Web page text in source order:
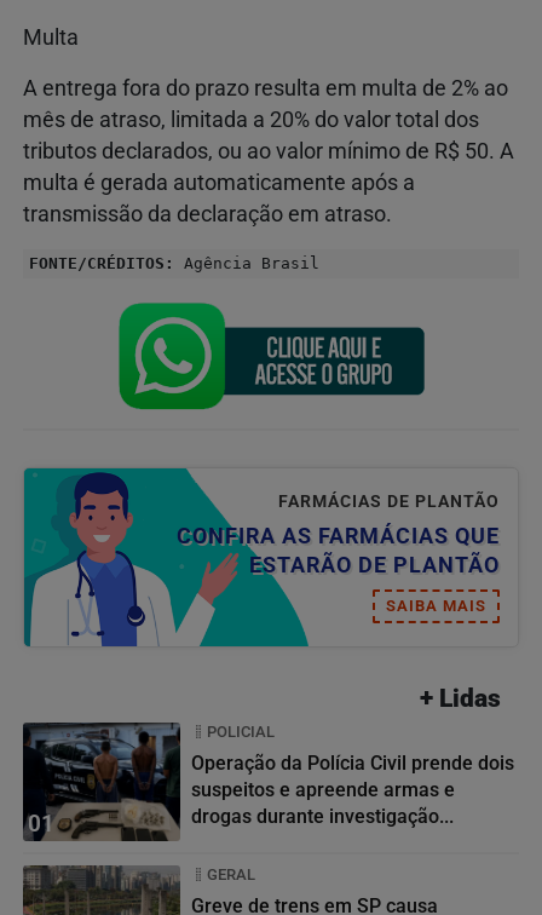
Multa
A entrega fora do prazo resulta em multa de 2% ao
mês de atraso, limitada a 20% do valor total dos
tributos declarados, ou ao valor mínimo de R$ 50. A
multa é gerada automaticamente após a
transmissão da declaração em atraso.
FONTE/CRÉDITOS: Agência Brasil
FARMÁCIAS DE PLANTÃO
CONFIRA AS FARMÁCIAS QUE
ESTARÃO DE PLANTÃO
SAIBA MAIS
+ Lidas
01
POLICIAL
Operação da Polícia Civil prende dois
suspeitos e apreende armas e
drogas durante investigação...
GERAL
Greve de trens em SP causa